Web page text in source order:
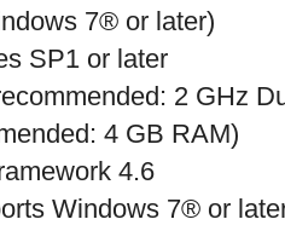
7® or later)
SP1 or later
2 GHz
4 GB RAM)
4.6
Windows 7® or